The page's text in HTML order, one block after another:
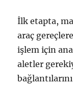
İlk etapta,
araç
işlem için
aletler